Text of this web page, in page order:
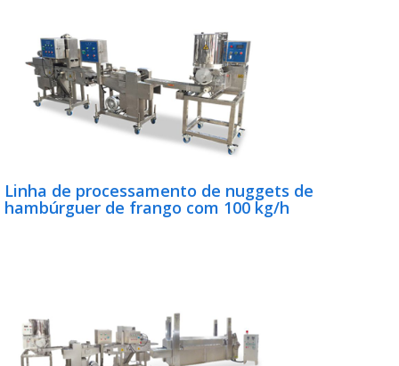
Linha de processamento de nuggets de
hambúrguer de frango com 100 kg/h